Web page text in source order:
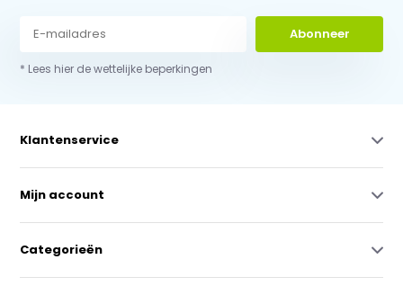
Abonneer
* Lees hier de wettelijke beperkingen
Klantenservice
Mijn account
Categorieën